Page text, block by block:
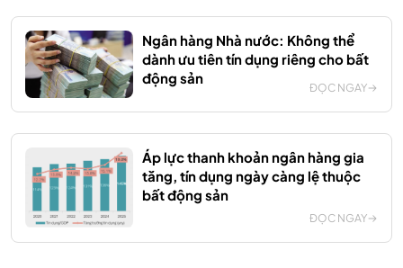
Ngân hàng Nhà nước: Không thể
dành ưu tiên tín dụng riêng cho bất
động sản
ĐỌC NGAY
Áp lực thanh khoản ngân hàng gia
tăng, tín dụng ngày càng lệ thuộc
bất động sản
ĐỌC NGAY